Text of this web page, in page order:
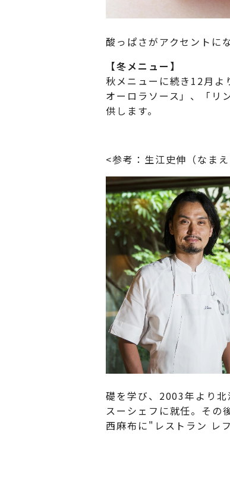
酸っぱさがアクセントに
【冬メニュー】
秋メニューに続き12月よ
オーロラソース」、「リ
供します。
<参考：生江史伸（なま
礎を学び、2003年より
スーシェフに就任。その
西麻布に"レストラン レ